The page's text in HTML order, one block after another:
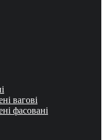
вагові
фасовані